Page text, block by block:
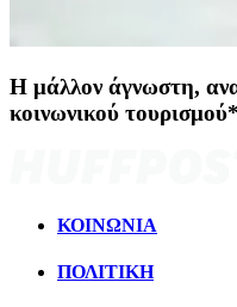
Η μάλλον άγνωστη,
κοινωνικού τουρισμού*
ΚΟΙΝΩΝΙΑ
ΠΟΛΙΤΙΚΗ